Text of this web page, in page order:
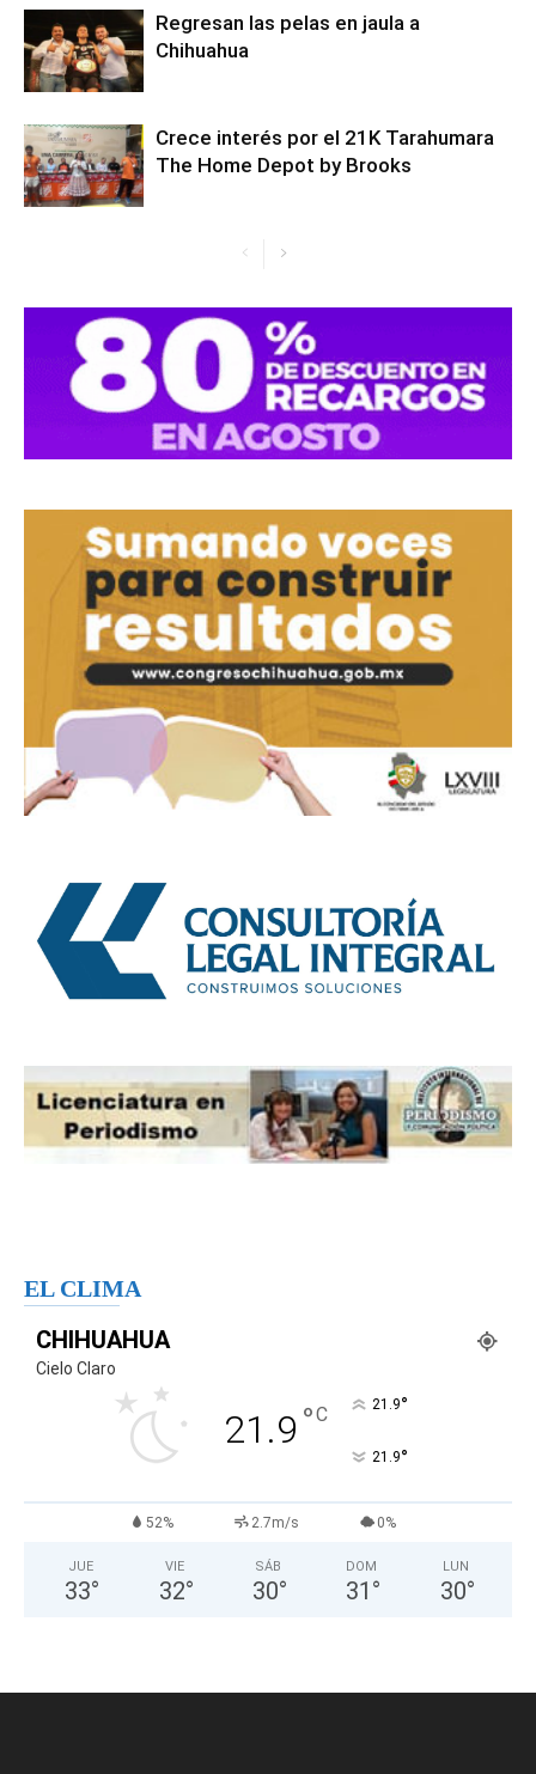
Regresan las pelas en jaula a
Chihuahua
Crece interés por el 21K Tarahumara
The Home Depot by Brooks
EL CLIMA
CHIHUAHUA
Cielo Claro
21.9 °C 21.9°
21.9°
52% 2.7m/s 0%
JUE
33°
VIE
32°
SÁB
30°
DOM
31 °
LUN
30°